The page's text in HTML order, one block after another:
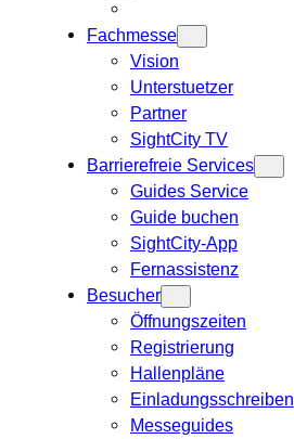
Fachmesse
Vision
Unterstuetzer
Partner
SightCity TV
Barrierefreie Services
Guides Service
Guide buchen
SightCity-App
Fernassistenz
Besucher
Öffnungszeiten
Registrierung
Hallenpläne
Einladungsschreiben
Messeguides